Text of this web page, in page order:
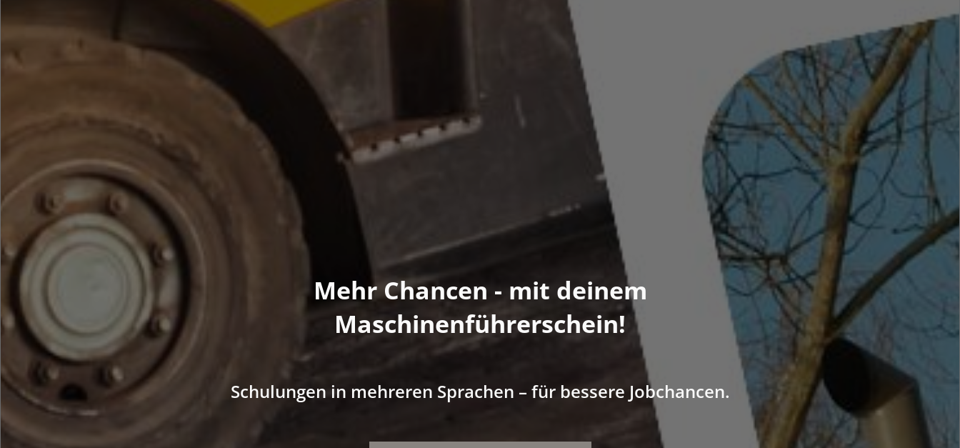
Mehr Chancen - mit deinem
Maschinenführerschein!
Schulungen in mehreren Sprachen – für bessere Jobchancen.